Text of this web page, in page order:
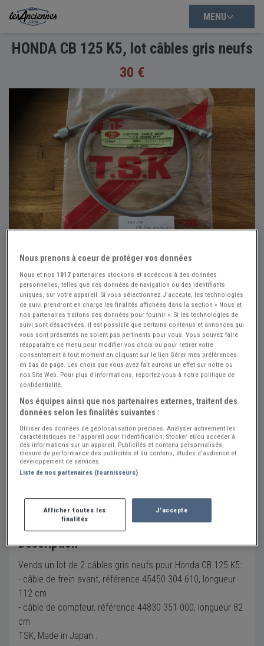
MENU
HONDA CB 125 K5, lot câbles gris neufs
30 €
+1
Réf : A631442 Actualisée le : 02/07/2026
HONDA CB 125 K5, lot câbles gris
neufs
30 €
Vendeur Particulier
Yvelines (78) - ROCQUENCOURT (78150)
Voir sur la carte
Envoyer un email
Description
Vends un lot de 2 câbles gris neufs pour Honda CB 125 K5:
- câble de frein avant, référence 45450 304 610, longueur
112 cm
- câble de compteur, référence 44830 351 000, longueur 82
cm
TSK, Made in Japan .
Nous prenons à coeur de protéger vos données
Nous et nos1017 partenaires stockons et accédons à des données
personnelles, telles que des données de navigation ou des identifiants
uniques, sur votre appareil. Si vous sélectionnez J'accepte, les technologies
de suivi prendront en charge les finalités affichées dans la section « Nous et
nos partenaires traitons des données pour fournir ». Si les technologies de
suivi sont désactivées, il est possible que certains contenus et annonces qui
vous sont présentés ne soient pas pertinents pour vous. Vous pouvez faire
réapparaître ce menu pour modifier vos choix ou pour retirer votre
consentement à tout moment en cliquant sur le lien Gérer mes préférences
en bas de page. Les choix que vous avez fait aurons un effet sur notre ou
nos Site Web. Pour plus d’informations, reportez-vous à notre politique de
confidentialité.
Nos équipes ainsi que nos partenaires externes, traitent des
données selon les finalités suivantes :
Utiliser des données de géolocalisation précises. Analyser activement les
caractéristiques de l’appareil pour l’identification. Stocker et/ou accéder à
des informations sur un appareil. Publicités et contenu personnalisés,
mesure de performance des publicités et du contenu, études d’audience et
développement de services.
Liste de nos partenaires (fournisseurs)
Afficher toutes les
finalités
J'accepte